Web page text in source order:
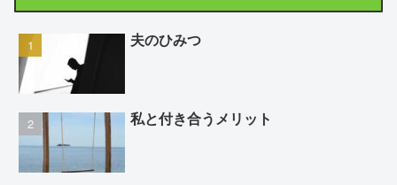
夫のひみつ
私と付き合うメリット